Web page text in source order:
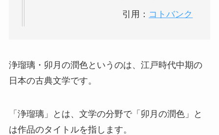
引用： コトバンク
浄瑠璃・卯月の潤色というのは、江戸時代中期の
日本の古典文学です。
「浄瑠璃」とは、文学の分野で「卯月の潤色」と
は作品のタイトルを指します。